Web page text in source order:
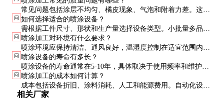
常见问题包括涂层不均匀、橘皮现象、气泡和附着力差。这些
问题通常与喷涂参数设置不当、涂料调配不均或环境条件不佳
有关。建议通过小试优化参数后再进行批量生产。
问 如何选择适合的喷涂设备？
需根据工件尺寸、形状和生产量选择设备类型。小批量多品种
适合手动喷涂，大批量生产建议选用自动喷涂设备。复杂形状
工件可考虑机器人喷涂，以确保涂层均匀性。
问 喷涂加工对环境有什么要求？
喷涂环境应保持清洁、通风良好，温湿度控制在适宜范围内
（温度20-30℃，湿度40-60%）。高湿度会导致涂层表面出现
水汽，影响固化效果。
问 喷涂设备的寿命有多长？
喷涂设备的寿命通常在5-10年，具体取决于使用频率和维护状
况。定期保养和更换易损件（如喷嘴、密封圈）可显著延长设
备寿命。
问 喷涂加工的成本如何计算？
成本包括设备折旧、涂料消耗、人工和能源费用。自动化设备
虽然初期投入高，但单位成本更低。涂料利用率也是重要因
相关厂家